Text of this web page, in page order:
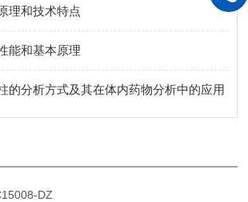
理和技术特点
能和基本原理
的分析方式及其在体内药物分析中的应用
DZ